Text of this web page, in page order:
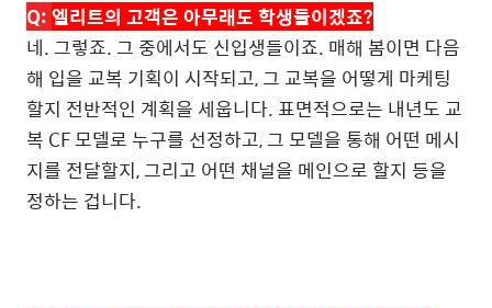
Q:엘리트의 고객은 아무래도 학생들이겠죠?
네. 그렇죠. 그 중에서도 신입생들이죠. 매해 봄이면 다음
해 입을 교복 기획이 시작되고,그 교복을 어떻게 마케팅
할지 전반적인 계획을 세웁니다.표면적으로는 내년도 교
복 CF모델로 누구를 선정하고,그 모델을 통해 어떤 메시
지를 전달할지,그리고 어떤 채널을 메인으로 할지 등을
정하는 겁니다.